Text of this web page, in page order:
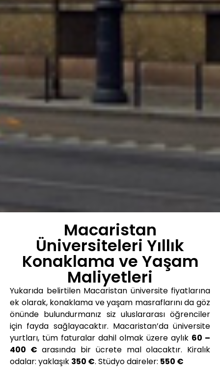
Macaristan
Üniversiteleri Yıllık
Konaklama ve Yaşam
Maliyetleri
Yukarıda belirtilen Macaristan üniversite fiyatlarına
ek olarak, konaklama ve yaşam masraflarını da göz
önünde bulundurmanız siz uluslararası öğrenciler
için fayda sağlayacaktır. Macaristan’da üniversite
yurtları, tüm faturalar dahil olmak üzere aylık 60 –
400 € arasında bir ücrete mal olacaktır. Kiralık
odalar: yaklaşık 350 €. Stüdyo daireler: 550 €